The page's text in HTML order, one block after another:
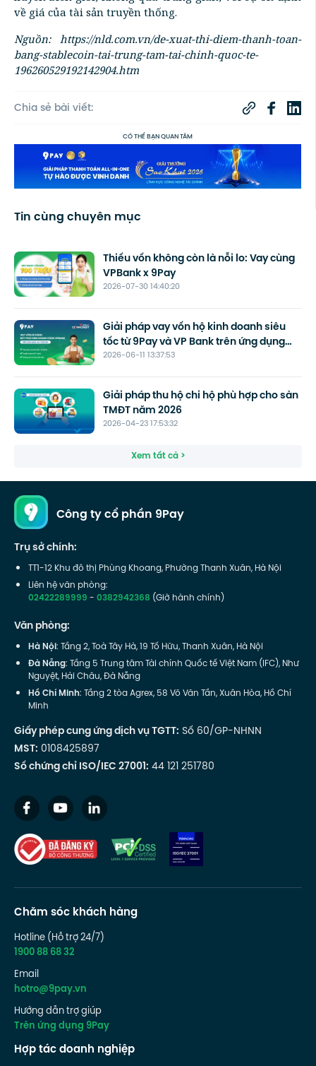
về giá của tài sản truyền thống.
Nguồn: https://nld.com.vn/de-xuat-thi-diem-thanh-toan-
bang-stablecoin-tai-trung-tam-tai-chinh-quoc-te-
196260529192142904.htm
Chia sẻ bài viết:
CÓ THỂ BẠN QUAN TÂM
Tin cùng chuyên mục
2026-07-30 14:40:20
Thiếu vốn không còn là nỗi lo: Vay cùng
VPBank x 9Pay
2026-06-11 13:37:53
Giải pháp vay vốn hộ kinh doanh siêu
tốc từ 9Pay và VP Bank trên ứng dụng
Loa TingTing
2026-04-23 17:53:32
Giải pháp thu hộ chi hộ phù hợp cho sàn
TMĐT năm 2026
Xem tất cả >
Công ty cổ phần 9Pay
Trụ sở chính:
TT1-12 Khu đô thị Phùng Khoang, Phường Thanh Xuân, Hà Nội
Liên hệ văn phòng:
02422289999-0382942368 (Giờ hành chính)
Văn phòng:
Hà Nội: Tầng 2, Toà Tây Hà, 19 Tố Hữu, Thanh Xuân, Hà Nội
Đà Nẵng: Tầng 5 Trung tâm Tài chính Quốc tế Việt Nam (IFC), Như
Nguyệt, Hải Châu, Đà Nẵng
Hồ Chí Minh: Tầng 2 tòa Agrex, 58 Võ Văn Tần, Xuân Hòa, Hồ Chí
Minh
Giấy phép cung ứng dịch vụ TGTT: Số 60/GP-NHNN
MST: 0108425897
Số chứng chỉ ISO/IEC 27001: 44 121 251780
Chăm sóc khách hàng
Hotline (Hỗ trợ 24/7)
1900 88 68 32
Email
hotro@9pay.vn
Hướng dẫn trợ giúp
Trên ứng dụng 9Pay
Hợp tác doanh nghiệp